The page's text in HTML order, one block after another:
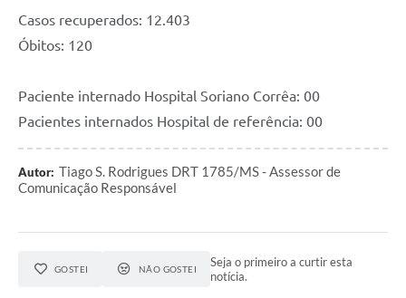
Casos recuperados: 12.403
Óbitos: 120
Paciente internado Hospital Soriano Corrêa: 00
Pacientes internados Hospital de referência: 00
Autor: Tiago S. Rodrigues DRT 1785/MS - Assessor de
Comunicação Responsável
GOSTEI NÃO GOSTEI
Seja o primeiro a curtir esta
notícia.